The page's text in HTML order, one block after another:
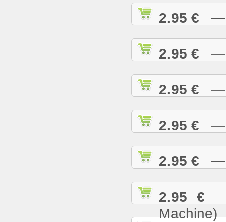
2.95 € —
2.95 € —
2.95 € —
2.95 € —
2.95 € —
2.95 €
Machine)